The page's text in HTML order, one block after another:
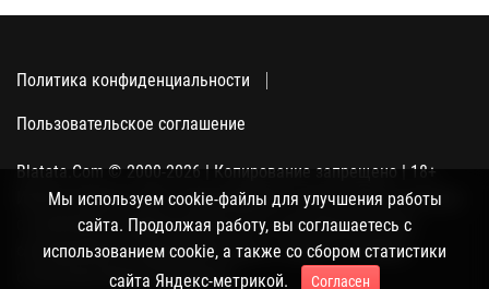
Политика конфиденциальности
Пользовательское соглашение
Blatata.Com © 2000-2026 | Копирование запрещено | 18+
Использование сайта подразумевает ваше полное согласие
с политикой конфиденциальности, пользовательским
соглашением и поддержкой куки, а также со сбором
статистики Яндекс-метрикой.
Мы используем cookie-файлы для улучшения работы
сайта. Продолжая работу, вы соглашаетесь с
использованием cookie, а также со сбором статистики
сайта Яндекс-метрикой.
Согласен